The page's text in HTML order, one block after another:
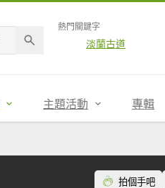
熱門關鍵字
淡蘭古道
主題活動 專輯
拍個手吧